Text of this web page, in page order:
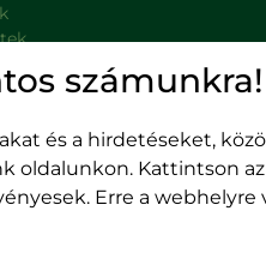
intézmények
számunkra!
és a hirdetéseket,
Kattintson
Erre a